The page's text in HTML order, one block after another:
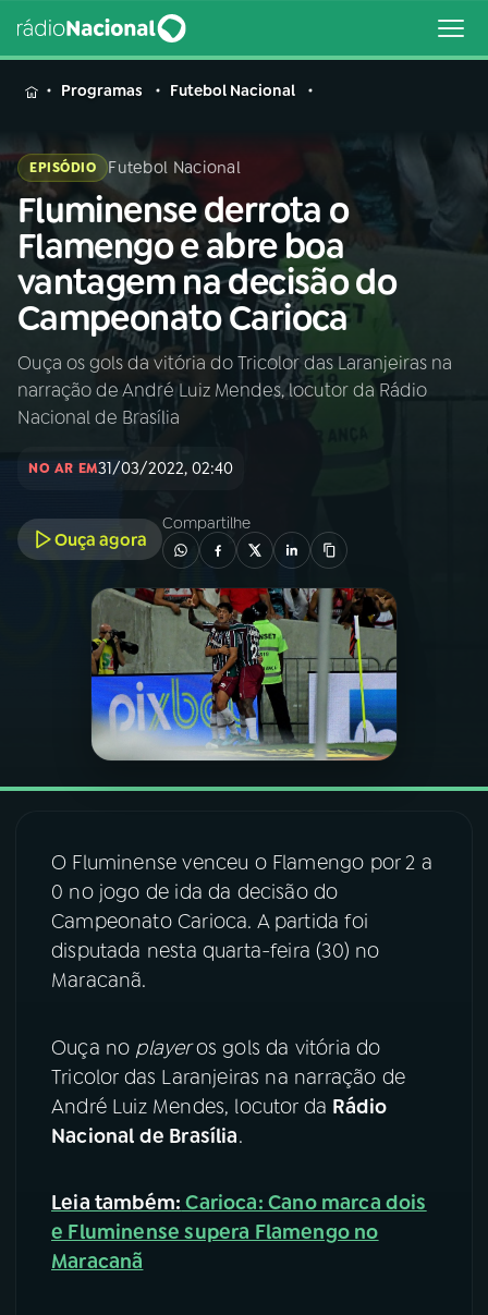
MENU
Buscar
na
Rádio
Nacional
Buscar
AO VIVO
01INÍCIO
02A RÁDIO
03PROGRAMAÇÃO
PROGRAMAS
PODCASTS
VIDEOCASTS
08FESTIVAL DE MÚSICA
ACOMPANHE A RÁDIO NACIONAL
Instagram X
TikTok
Programas Futebol Nacional
EPISÓDIO Futebol Nacional
Fluminense derrota o
Flamengo e abre boa
vantagem na decisão do
Campeonato Carioca
Ouça os gols da vitória do Tricolor das Laranjeiras na
narração de André Luiz Mendes, locutor da Rádio
Nacional de Brasília
NO AR EM31/03/2022, 02:40
Ouça agora
Compartilhe
O Fluminense venceu o Flamengo por 2 a
0 no jogo de ida da decisão do
Campeonato Carioca. A partida foi
disputada nesta quarta-feira (30) no
Maracanã.
Ouça no playeros gols da vitória do
Tricolor das Laranjeiras na narração de
André Luiz Mendes, locutor da Rádio
Nacional de Brasília.
Leia também: Carioca: Cano marca dois
e Fluminense supera Flamengo no
Maracanã